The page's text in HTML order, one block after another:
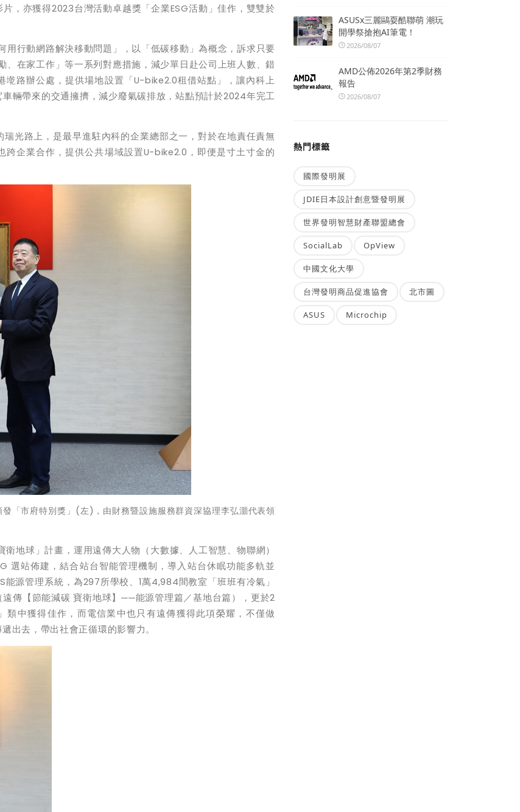
，亦獲得2023台灣活動卓越獎「企業ESG活動」佳作，雙雙於
行動網路解決移動問題」，以「低碳移動」為概念，訴求只要
在家工作」等一系列對應措施，減少單日赴公司上班人數、錯
墘路辦公處，提供場地設置「U-bike2.0租借站點」，讓內科上
輛帶來的交通擁擠，減少廢氣碳排放，站點預計於2024年完工
路上，是最早進駐內科的企業總部之一，對於在地責任責無
企業合作，提供公共場域設置U-bike2.0，即便是寸土寸金的
「市府特別獎」(左)，由財務暨設施服務群資深協理李弘灝代表領
球」計畫，運用遠傳大人物（大數據、人工智慧、物聯網）
選站佈建，結合站台智能管理機制，導入站台休眠功能多軌並
源管理系統，為297所學校、1萬4,984間教室「班班有冷氣」
傳【節能減碳 寶衛地球】──能源管理篇／基地台篇），更於2
中獲得佳作，而電信業中也只有遠傳獲得此項榮耀，不僅做
出去，帶出社會正循環的影響力。
ASUSx三麗鷗耍酷聯萌 潮玩
開學祭搶抱AI筆電！
2026/08/07
AMD公佈2026年第2季財務
報告
2026/08/07
熱門標籤
國際發明展
JDIE日本設計創意暨發明展
世界發明智慧財產聯盟總會
SocialLab OpView
中國文化大學
台灣發明商品促進協會 北市圖
ASUS Microchip